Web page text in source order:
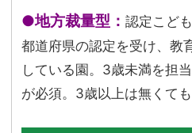
●地方裁量型：認定こど
都道府県の認定を受け、教
している園。3歳未満を担
が必須。3歳以上は無くても